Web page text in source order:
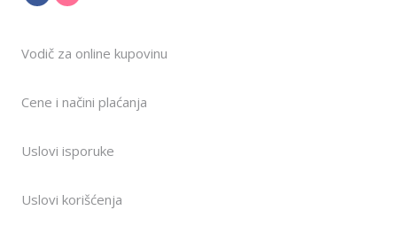
Vodič za online kupovinu
Cene i načini plaćanja
Uslovi isporuke
Uslovi korišćenja